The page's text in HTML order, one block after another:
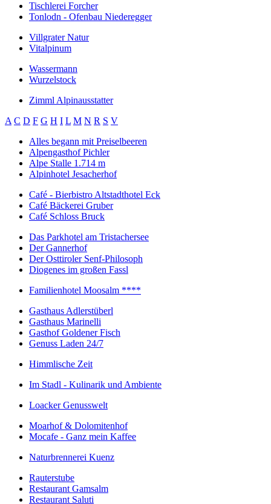
Tischlerei Forcher
Tonlodn - Ofenbau Niederegger
Villgrater Natur
Vitalpinum
Wassermann
Wurzelstock
Zimml Alpinausstatter
A C D F G H I L M N R S V
Alles begann mit Preiselbeeren
Alpengasthof Pichler
Alpe Stalle 1.714 m
Alpinhotel Jesacherhof
Café - Bierbistro Altstadthotel Eck
Café Bäckerei Gruber
Café Schloss Bruck
Das Parkhotel am Tristachersee
Der Gannerhof
Der Osttiroler Senf-Philosoph
Diogenes im großen Fassl
Familienhotel Moosalm ****
Gasthaus Adlerstüberl
Gasthaus Marinelli
Gasthof Goldener Fisch
Genuss Laden 24/7
Himmlische Zeit
Im Stadl - Kulinarik und Ambiente
Loacker Genusswelt
Moarhof & Dolomitenhof
Mocafe - Ganz mein Kaffee
Naturbrennerei Kuenz
Rauterstube
Restaurant Gamsalm
Restaurant Saluti